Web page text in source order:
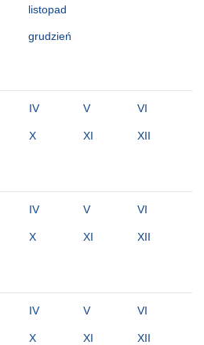
listopad
grudzień
IV V VI
X XI XII
IV V VI
X XI XII
IV V VI
X XI XII